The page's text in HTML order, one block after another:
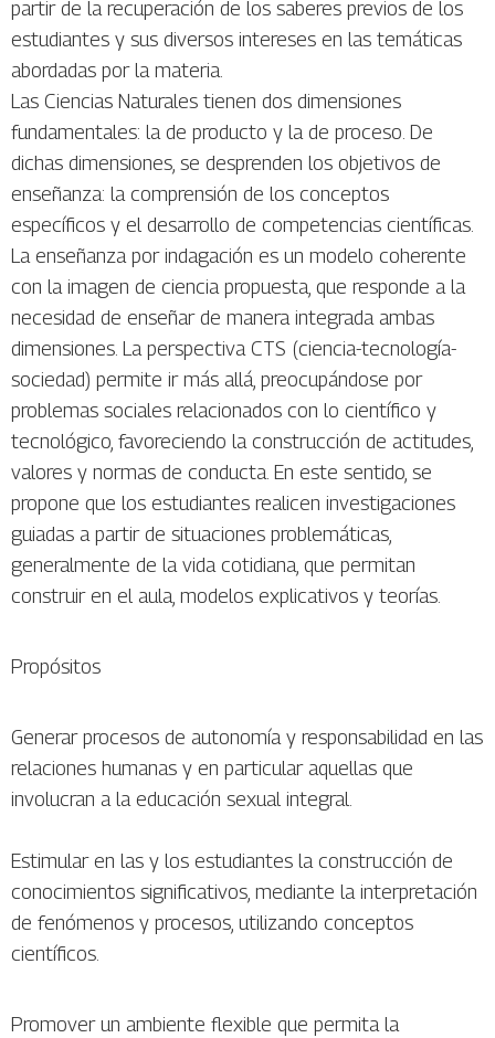
partir de la recuperación de los saberes previos de los
estudiantes y sus diversos intereses en las temáticas
abordadas por la materia.
Las Ciencias Naturales tienen dos dimensiones
fundamentales: la de producto y la de proceso. De
dichas dimensiones, se desprenden los objetivos de
enseñanza: la comprensión de los conceptos
específicos y el desarrollo de competencias científicas.
La enseñanza por indagación es un modelo coherente
con la imagen de ciencia propuesta, que responde a la
necesidad de enseñar de manera integrada ambas
dimensiones. La perspectiva CTS (ciencia-tecnología-
sociedad) permite ir más allá, preocupándose por
problemas sociales relacionados con lo científico y
tecnológico, favoreciendo la construcción de actitudes,
valores y normas de conducta. En este sentido, se
propone que los estudiantes realicen investigaciones
guiadas a partir de situaciones problemáticas,
generalmente de la vida cotidiana, que permitan
construir en el aula, modelos explicativos y teorías.
Propósitos
Generar procesos de autonomía y responsabilidad en las
relaciones humanas y en particular aquellas que
involucran a la educación sexual integral.
Estimular en las y los estudiantes la construcción de
conocimientos significativos, mediante la interpretación
de fenómenos y procesos, utilizando conceptos
científicos.
Promover un ambiente flexible que permita la